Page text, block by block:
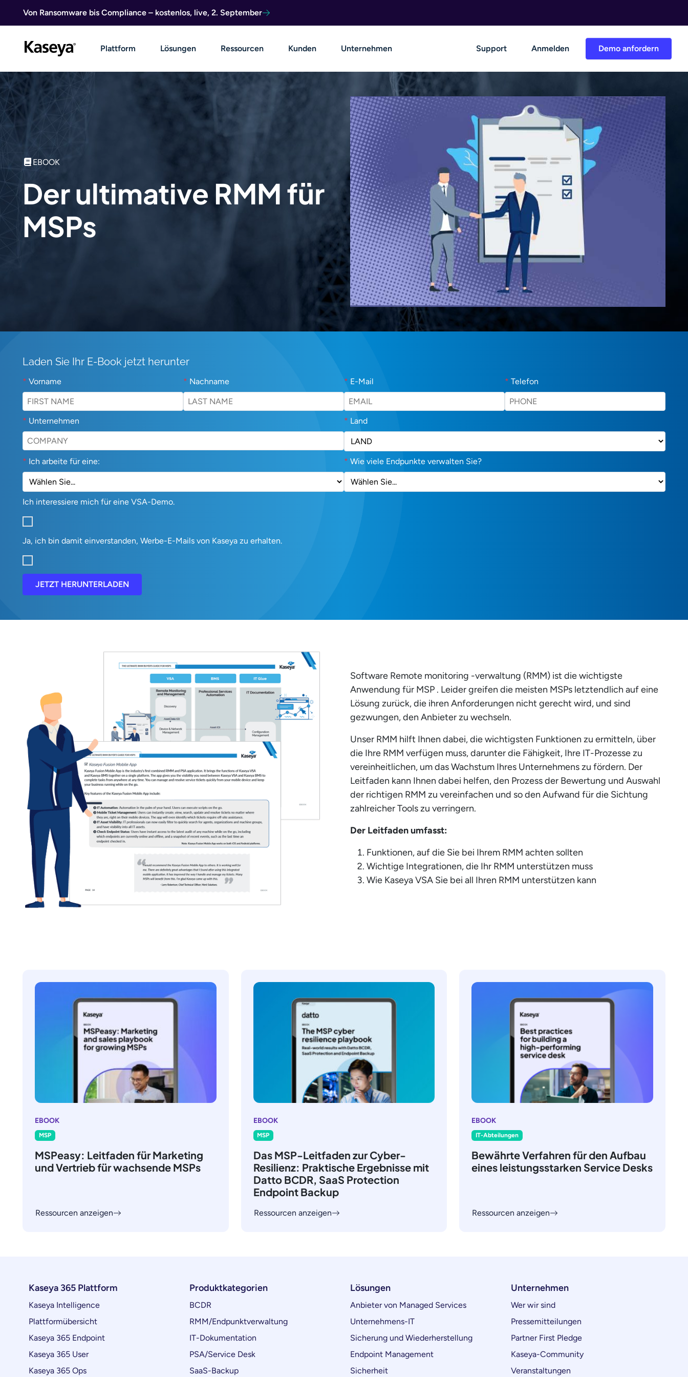
Von Ransomware bis Compliance – kostenlos, live, 2. September
Demo anfordern
Plattform Lösungen Ressourcen Kunden Unternehmen Support Anmelden
EBOOK
Der ultimative RMM für
MSPs
Laden Sie Ihr E-Book jetzt herunter
* Vorname * Nachname * E-Mail * Telefon
* Unternehmen * Land
* Ich arbeite für eine: * Wie viele Endpunkte verwalten Sie?
Ich interessiere mich für eine VSA-Demo.
Ja, ich bin damit einverstanden, Werbe-E-Mails von Kaseya zu erhalten.
JETZT HERUNTERLADEN
Software Remote monitoring -verwaltung (RMM) ist die wichtigste
Anwendung für MSP . Leider greifen die meisten MSPs letztendlich auf eine
Lösung zurück, die ihren Anforderungen nicht gerecht wird, und sind
gezwungen, den Anbieter zu wechseln.
Unser RMM hilft Ihnen dabei, die wichtigsten Funktionen zu ermitteln, über
die Ihre RMM verfügen muss, darunter die Fähigkeit, Ihre IT-Prozesse zu
vereinheitlichen, um das Wachstum Ihres Unternehmens zu fördern. Der
Leitfaden kann Ihnen dabei helfen, den Prozess der Bewertung und Auswahl
der richtigen RMM zu vereinfachen und so den Aufwand für die Sichtung
zahlreicher Tools zu verringern.
Der Leitfaden umfasst:
Funktionen, auf die Sie bei Ihrem RMM achten sollten
Wichtige Integrationen, die Ihr RMM unterstützen muss
Wie Kaseya VSA Sie bei all Ihren RMM unterstützen kann
EBOOK
MSP
MSPeasy: Leitfaden für Marketing
und Vertrieb für wachsende MSPs
Ressourcen anzeigen
EBOOK
MSP
Das MSP-Leitfaden zur Cyber-
Resilienz: Praktische Ergebnisse mit
Datto BCDR, SaaS Protection
Endpoint Backup
Ressourcen anzeigen
EBOOK
IT-Abteilungen
Bewährte Verfahren für den Aufbau
eines leistungsstarken Service Desks
Ressourcen anzeigen
Kaseya 365 Plattform
Kaseya Intelligence
Plattformübersicht
Kaseya 365 Endpoint
Kaseya 365 User
Kaseya 365 Ops
Produktkategorien
BCDR
RMM/Endpunktverwaltung
IT-Dokumentation
PSA/Service Desk
SaaS-Backup
Lösungen
Anbieter von Managed Services
Unternehmens-IT
Sicherung und Wiederherstellung
Endpoint Management
Sicherheit
Unternehmen
Wer wir sind
Pressemitteilungen
Partner First Pledge
Kaseya-Community
Veranstaltungen